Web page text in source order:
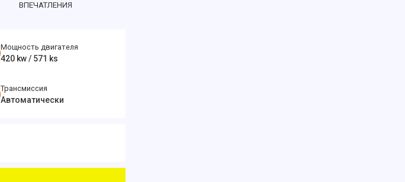
ВПЕЧАТЛЕНИЯ
Мощность двигателя
420 kw / 571 ks
Трансмиссия
Автоматически